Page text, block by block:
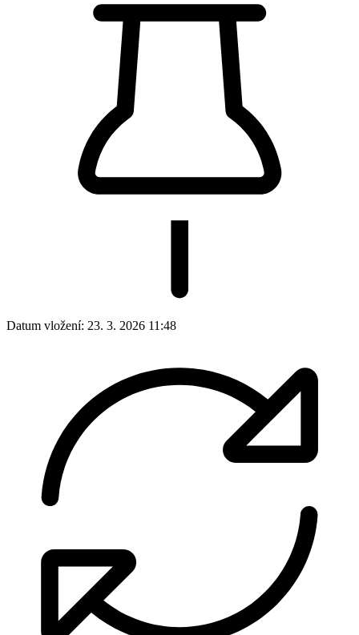
Datum vložení: 23. 3. 2026 11:48